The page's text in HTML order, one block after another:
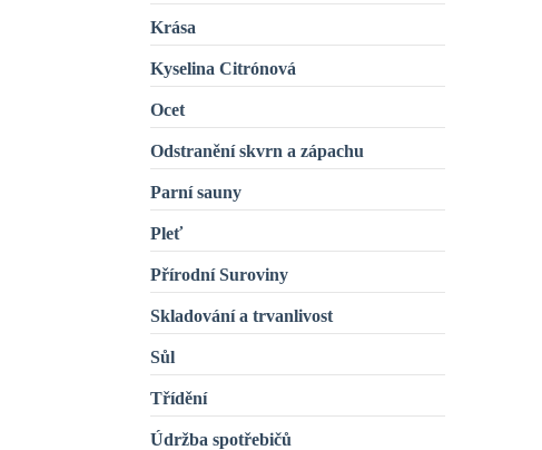
Krása
Kyselina Citrónová
Ocet
Odstranění skvrn a zápachu
Parní sauny
Pleť
Přírodní Suroviny
Skladování a trvanlivost
Sůl
Třídění
Údržba spotřebičů